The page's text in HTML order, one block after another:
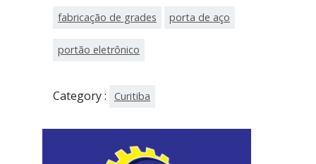
fabricação de grades porta de aço
portão eletrônico
Category : Curitiba